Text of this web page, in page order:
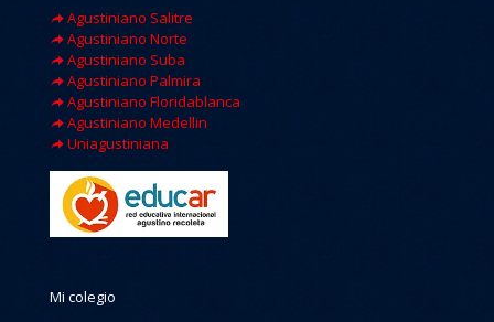
Agustiniano Salitre
Agustiniano Norte
Agustiniano Suba
Agustiniano Palmira
Agustiniano Floridablanca
Agustiniano Medellin
Uniagustiniana
Mi colegio